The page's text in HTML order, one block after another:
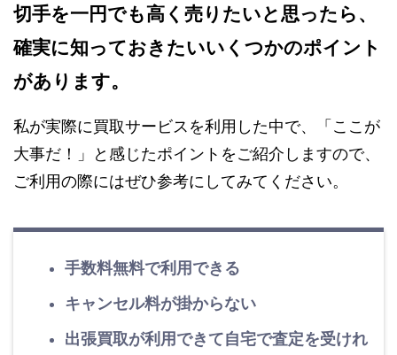
切手を一円でも高く売りたいと思ったら、
確実に知っておきたいいくつかのポイント
があります。
私が実際に買取サービスを利用した中で、「ここが
大事だ！」と感じたポイントをご紹介しますので、
ご利用の際にはぜひ参考にしてみてください。
手数料無料で利用できる
キャンセル料が掛からない
出張買取が利用できて自宅で査定を受けれ